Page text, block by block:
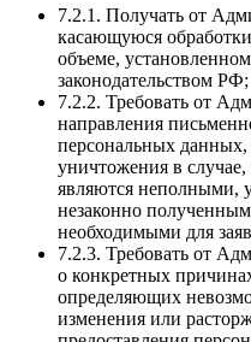
7.2.1. Получать от
касающуюся
объеме,
законодательством РФ;
7.2.2. Требовать от
направления
персональных
уничтожения в
являются неполными,
незаконно
необходимыми для
7.2.3. Требовать от
о конкретных
определяющих
изменения или